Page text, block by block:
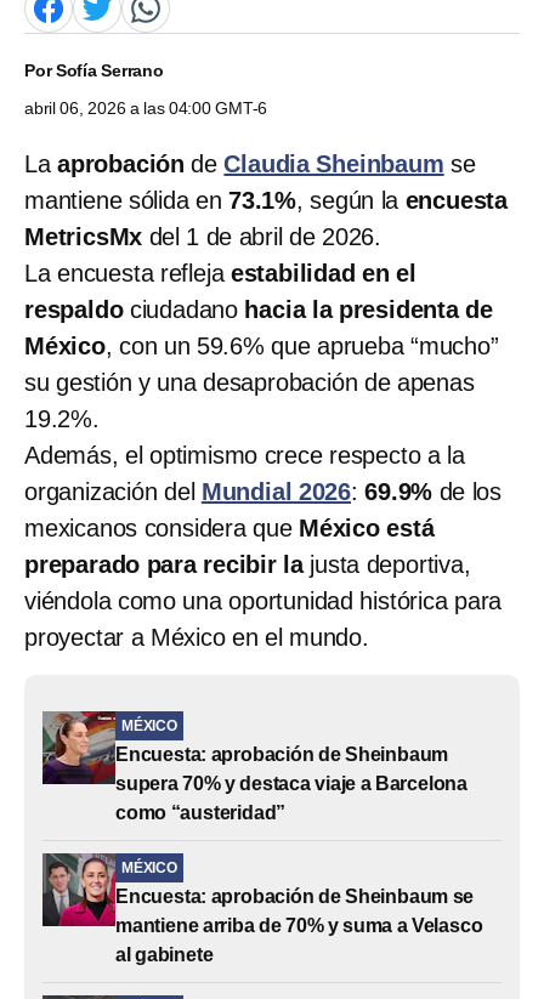
PorSofía Serrano
abril 06, 2026 a las 04:00 GMT-6
La aprobación deClaudia Sheinbaum se
mantiene sólida en73.1%, según la encuesta
MetricsMx del 1 de abril de 2026.
La encuesta refleja estabilidad en el
respaldo ciudadano hacia la presidenta de
México, con un 59.6% que aprueba “mucho”
su gestión y una desaprobación de apenas
19.2%.
Además, el optimismo crece respecto a la
organización del Mundial 2026: 69.9% de los
mexicanos considera que México está
preparado para recibir la justa deportiva,
viéndola como una oportunidad histórica para
proyectar a México en el mundo.
MÉXICO
Encuesta: aprobación de Sheinbaum
supera 70% y destaca viaje a Barcelona
como “austeridad”
MÉXICO
Encuesta: aprobación de Sheinbaum se
mantiene arriba de 70% y suma a Velasco
al gabinete